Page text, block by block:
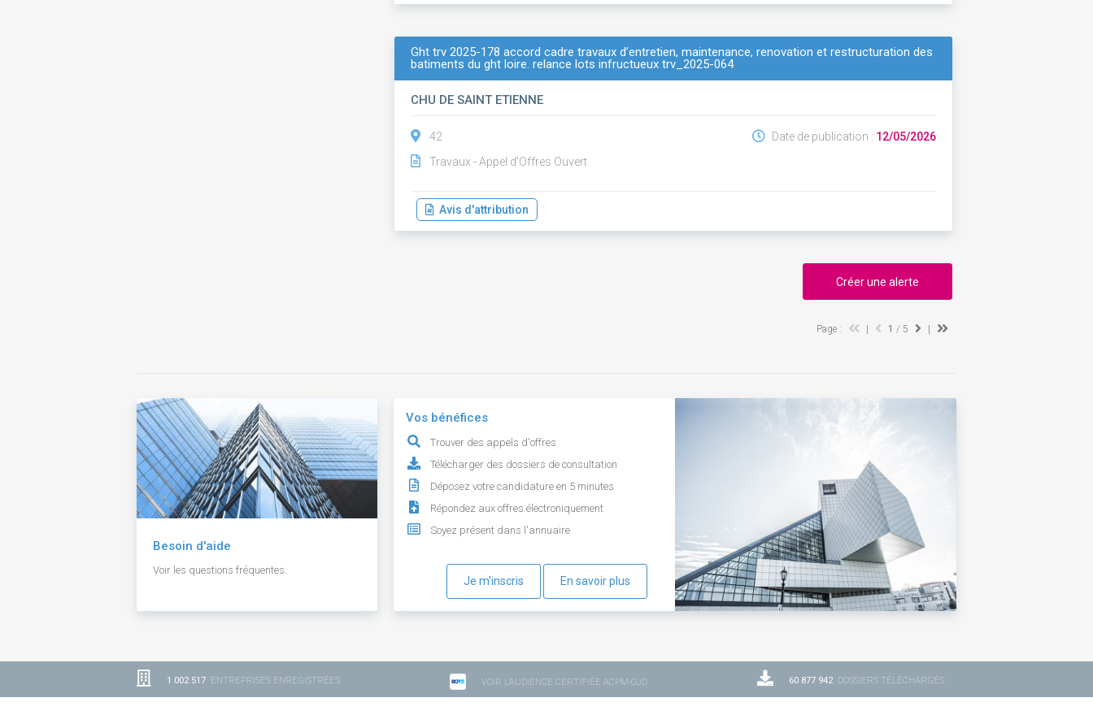
Ght trv 2025-178 accord cadre travaux d’entretien, maintenance, renovation et restructuration des
batiments du ght loire. relance lots infructueux trv_2025-064
CHU DE SAINT ETIENNE
42
Travaux - Appel d'Offres Ouvert
Date de publication : 12/05/2026
Avis d'attribution
Créer une alerte
Page : 1 / 5
Besoin d'aide
Voir les questions fréquentes.
Vos bénéfices
Trouver des appels d'offres
Télécharger des dossiers de consultation
Déposez votre candidature en 5 minutes
Répondez aux offres électroniquement
Soyez présent dans l'annuaire
Je m'inscris En savoir plus
1 002 517 ENTREPRISES ENREGISTRÉES VOIR L'AUDIENCE CERTIFIÉE ACPM-OJD 60 877 942DOSSIERS TÉLÉCHARGÉS